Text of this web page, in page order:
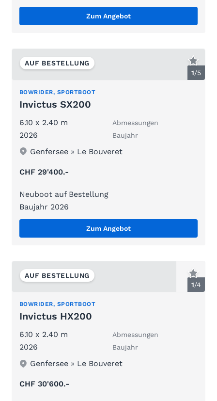
Zum Angebot
1/5
AUF BESTELLUNG
BOWRIDER, SPORTBOOT
Invictus SX200
6.10 x 2.40 m Abmessungen
2026 Baujahr
Genfersee » Le Bouveret
CHF 29'400.-
Neuboot auf Bestellung
Baujahr 2026
Zum Angebot
1/4
AUF BESTELLUNG
BOWRIDER, SPORTBOOT
Invictus HX200
6.10 x 2.40 m Abmessungen
2026 Baujahr
Genfersee » Le Bouveret
CHF 30'600.-